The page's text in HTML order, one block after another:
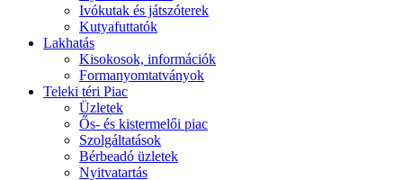
Ivókutak és játszóterek
Kutyafuttatók
Lakhatás
Kisokosok, információk
Formanyomtatványok
Teleki téri Piac
Üzletek
Ős- és kistermelői piac
Szolgáltatások
Bérbeadó üzletek
Nyitvatartás